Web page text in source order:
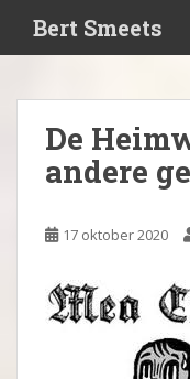
i
Bert Smeets
De
andere
17 oktober 2020